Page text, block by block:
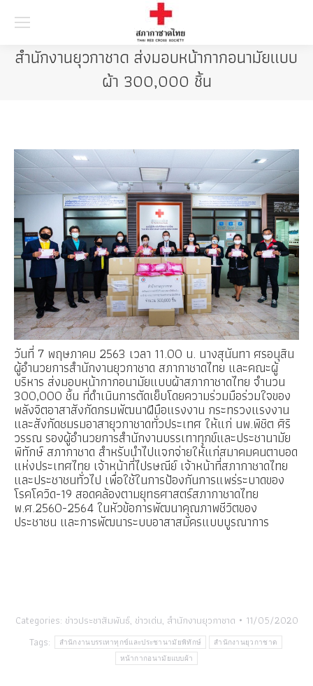
สำนักงานยุวกาชาด ส่งมอบหน้ากากอนามัยแบบ
ผ้า 300,000 ชิ้น
วันที่ 7 พฤษภาคม 2563 เวลา 11.00 น. นางสุนันทา ศรอนุสิน
ผู้อำนวยการสำนักงานยุวกาชาด สภากาชาดไทย และคณะผู้
บริหาร ส่งมอบหน้ากากอนามัยแบบผ้าสภากาชาดไทย จำนวน
300,000 ชิ้น ที่ดำเนินการตัดเย็บโดยความร่วมมือร่วมใจของ
พลังจิตอาสาสังกัดกรมพัฒนาฝีมือแรงงาน กระทรวงแรงงาน
และสังกัดชมรมอาสายุวกาชาดทั่วประเทศ ให้แก่ นพ.พิชิต ศิริ
วรรณ รองผู้อำนวยการสำนักงานบรรเทาทุกข์และประชานามัย
พิทักษ์ สภากาชาด สำหรับนำไปแจกจ่ายให้แก่สมาคมคนตาบอด
แห่งประเทศไทย เจ้าหน้าที่ไปรษณีย์ เจ้าหน้าที่สภากาชาดไทย
และประชาชนทั่วไป เพื่อใช้ในการป้องกันการแพร่ระบาดของ
โรคโควิด-19 สอดคล้องตามยุทธศาสตร์สภากาชาดไทย
พ.ศ.2560-2564 ในหัวข้อการพัฒนาคุณภาพชีวิตของ
ประชาชน และการพัฒนาระบบอาสาสมัครแบบบูรณาการ
Categories: ข่าวประชาสัมพันธ์, ข่าวเด่น, สำนักงานยุวกาชาด
11/05/2020
Tags:
สำนักงานบรรเทาทุกข์และประชานามัยพิทักษ์ สำนักงานยุวกาชาด
หน้ากากอนามัยแบบผ้า